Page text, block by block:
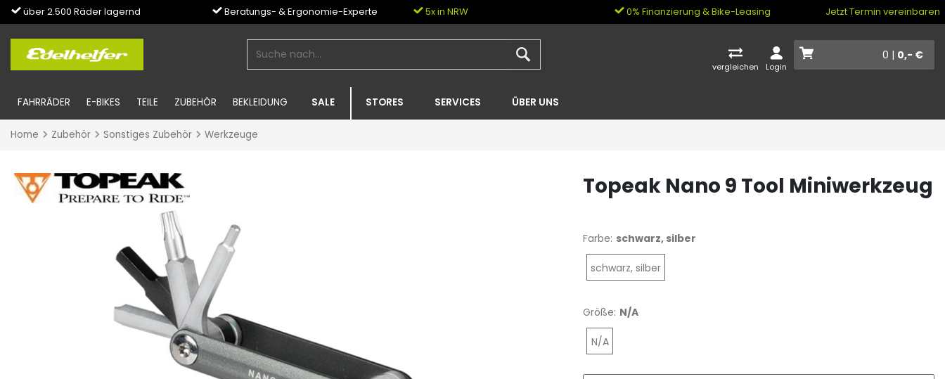
über 2.500 Räder lagernd Beratungs- & Ergonomie-Experte 5x in NRW 0% Finanzierung & Bike-Leasing Jetzt Termin vereinbaren
vergleichen Login
0 | 0,- €
FAHRRÄDER E-BIKES TEILE ZUBEHÖR BEKLEIDUNG SALE STORES SERVICES ÜBER UNS
Home Zubehör Sonstiges Zubehör Werkzeuge
Topeak Nano 9 Tool Miniwerkzeug
Farbe: schwarz, silber
schwarz, silber
Größe: N/A
N/A